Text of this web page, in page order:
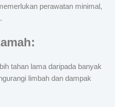
perawatan minimal,
tahan lama daripada banyak
limbah dan dampak